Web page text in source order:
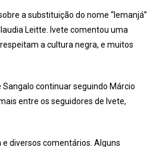
a substituição do nome “Iemanjá”
Leitte. Ivete comentou uma
a cultura negra, e muitos
continuar seguindo Márcio
entre os seguidores de Ivete,
diversos comentários. Alguns